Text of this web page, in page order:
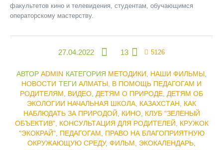
факультетов кино и телевидения, студентам, обучающимся
операторскому мастерству.
27.04.2022 13 5126
АВТОР ADMIN КАТЕГОРИЯ МЕТОДИКИ НАШИ ФИЛЬМЫ
НОВОСТИ ТЕГИ АЛМАТЫ В ПОМОЩЬ ПЕДАГОГАМ И
РОДИТЕЛЯМ
ВИДЕО ДЕТЯМ О ПРИРОДЕ ДЕТЯМ ОБ
ЭКОЛОГИИ НАЧАЛЬНАЯ ШКОЛА КАЗАХСТАН
КАК
НАБЛЮДАТЬ ЗА ПРИРОДОЙ
КИНО, КЛУБ "ЗЕЛЕНЫЙ
ОБЪЕКТИВ", КОНСУЛЬТАЦИЯ ДЛЯ РОДИТЕЛЕЙ
КРУЖОК
"ЭКОКРАЙ", ПЕДАГОГАМ
ПРАВО НА БЛАГОПРИЯТНУЮ
ОКРУЖАЮЩУЮ СРЕДУ, ФИЛЬМ ЭКОКАЛЕНДАРЬ